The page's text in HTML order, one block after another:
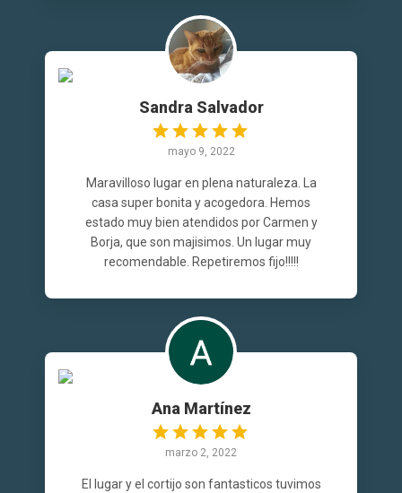
Sandra Salvador
mayo 9, 2022
Maravilloso lugar en plena naturaleza. La
casa super bonita y acogedora. Hemos
estado muy bien atendidos por Carmen y
Borja, que son majisimos. Un lugar muy
recomendable. Repetiremos fijo!!!!!
Ana Martínez
marzo 2, 2022
El lugar y el cortijo son fantasticos tuvimos